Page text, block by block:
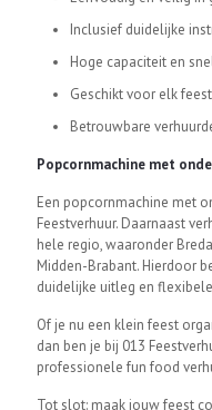
Inclusief duidelijke
Hoge capaciteit en
Geschikt voor elk
Betrouwbare
Popcornmachine met
Een popcornmachine met
Feestverhuur. Daarnaast
hele regio, waaronder
Midden-Brabant. Hierdoor
duidelijke uitleg en
Of je nu een klein feest
dan ben je bij 013
professionele fun food
Tot slot: maak jouw feest